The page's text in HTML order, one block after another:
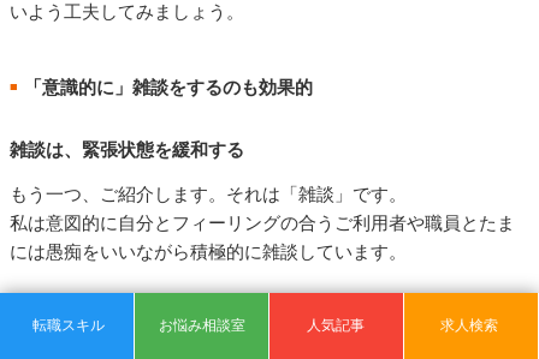
いよう工夫してみましょう。
■ 「意識的に」雑談をするのも効果的
雑談は、緊張状態を緩和する
もう一つ、ご紹介します。それは「雑談」です。
私は意図的に自分とフィーリングの合うご利用者や職員とたま
には愚痴をいいながら積極的に雑談しています。
かもしれません。
転職スキル お悩み相談室 人気記事 求人検索